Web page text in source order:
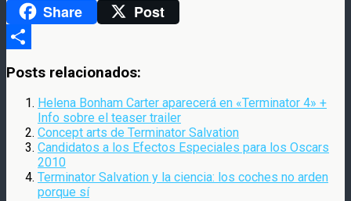
WhatsAppShare Post
Posts relacionados:
Helena Bonham Carter aparecerá en «Terminator 4» +
Info sobre el teaser trailer
Concept arts de Terminator Salvation
Candidatos a los Efectos Especiales para los Oscars
2010
Terminator Salvation y la ciencia: los coches no arden
porque sí